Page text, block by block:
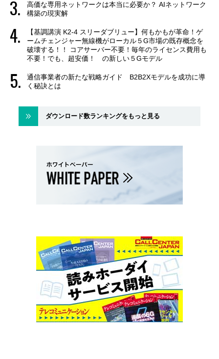
高価な専用ネットワークは本当に必要か？ AIネットワーク
構築の現実解
【基調講演 K2-4 スリーダブリュー】何もかもが革命！ゲ
ームチェンジャー無線機がローカル５G市場の既存概念を
破壊する！！ コアサーバー不要！毎年のライセンス費用も
不要！でも、超安価！ の新しい５Gモデル
通信事業者の新たな戦略ガイド B2B2Xモデルを成功に導
く秘訣とは
ダウンロード数ランキングをもっと見る